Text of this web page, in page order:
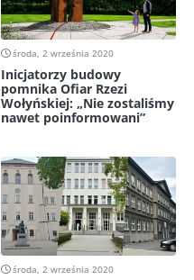
środa, 2 września 2020
Inicjatorzy budowy
pomnika Ofiar Rzezi
Wołyńskiej: „Nie zostaliśmy
nawet poinformowani”
środa, 2 września 2020